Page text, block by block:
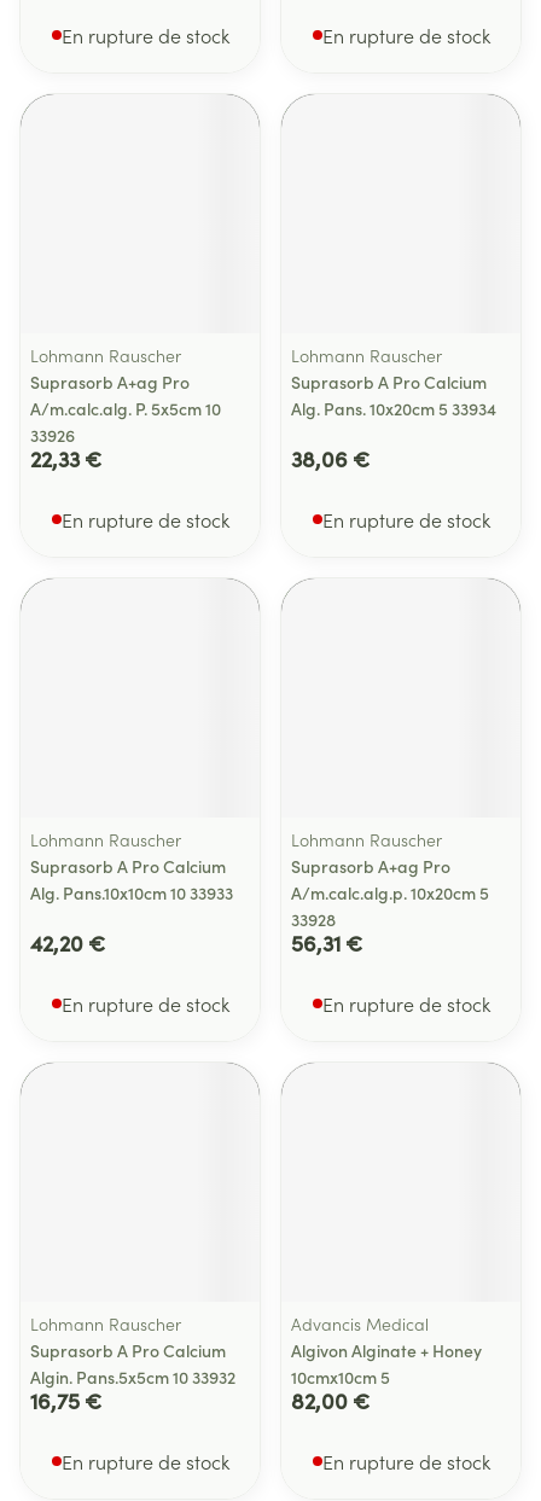
En rupture de stock En rupture de stock
Lohmann Rauscher
Suprasorb A+ag Pro
A/m.calc.alg. P. 5x5cm 10
33926
22,33 €
En rupture de stock
Lohmann Rauscher
Suprasorb A Pro Calcium
Alg. Pans. 10x20cm 5 33934
38,06 €
En rupture de stock
Lohmann Rauscher
Suprasorb A Pro Calcium
Alg. Pans.10x10cm 10 33933
42,20 €
En rupture de stock
Lohmann Rauscher
Suprasorb A+ag Pro
A/m.calc.alg.p. 10x20cm 5
33928
56,31 €
En rupture de stock
Lohmann Rauscher
Suprasorb A Pro Calcium
Algin. Pans.5x5cm 10 33932
16,75 €
En rupture de stock
Advancis Medical
Algivon Alginate + Honey
10cmx10cm 5
82,00 €
En rupture de stock